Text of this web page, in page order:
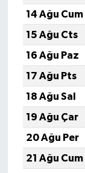
14 Ağu Cum
15 Ağu Cts
16 Ağu Paz
17 Ağu Pts
18 Ağu Sal
19 Ağu Çar
20 Ağu Per
21 Ağu Cum